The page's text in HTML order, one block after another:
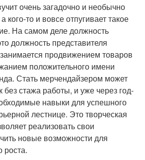
очень загадочно и необычно
кого-то и вовсе отпугивает такое
На самом деле должность
должность представителя
продвижением товаров
положительного имени
Стать мерчендайзером может
без стажа работы, и уже через год-
навыки для успешного
лестнице. Это творческая
реализовать свои
новые возможности для
роста.